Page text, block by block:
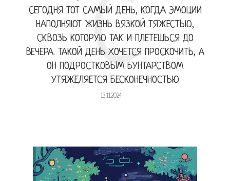
СЕГОДНЯ ТОТ САМЫЙ ДЕНЬ, КОГДА ЭМОЦИИ
НАПОЛНЯЮТ ЖИЗНЬ ВЯЗКОЙ ТЯЖЕСТЬЮ,
СКВОЗЬ КОТОРУЮ ТАК И ПЛЕТЕШЬСЯ ДО
ВЕЧЕРА. ТАКОЙ ДЕНЬ ХОЧЕТСЯ ПРОСКОЧИТЬ, А
ОН ПОДРОСТКОВЫМ БУНТАРСТВОМ
УТЯЖЕЛЯЕТСЯ БЕСКОНЕЧНОСТЬЮ
13.11.2024
С